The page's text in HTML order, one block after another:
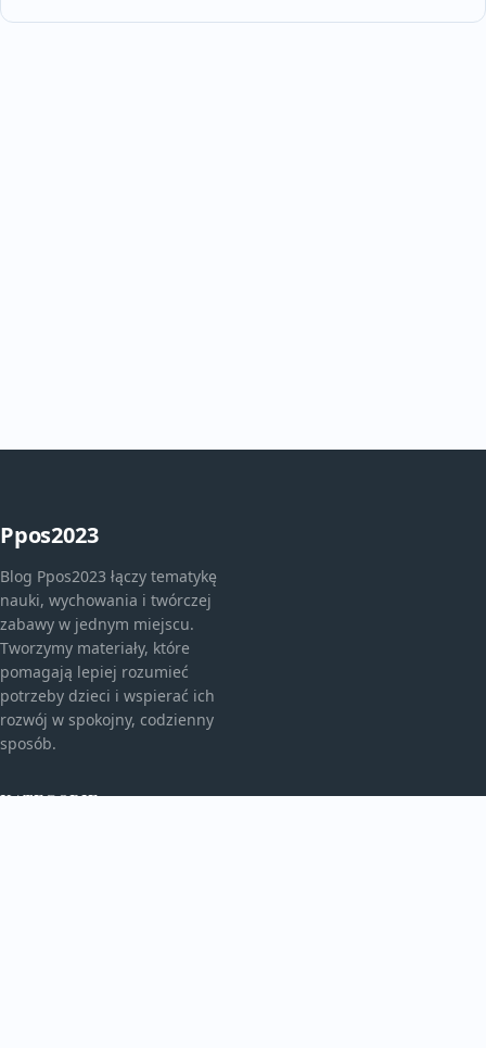
Ppos2023
Blog Ppos2023 łączy tematykę
nauki, wychowania i twórczej
zabawy w jednym miejscu.
Tworzymy materiały, które
pomagają lepiej rozumieć
potrzeby dzieci i wspierać ich
rozwój w spokojny, codzienny
sposób.
KATEGORIE